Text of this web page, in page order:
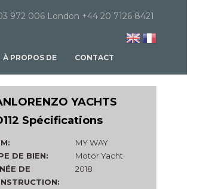
972 006 London +44 20 7126 8421
À PROPOS DE CONTACT
YACHTS
Spécifications
MY WAY
DE BIEN:
Motor Yacht
DE
2018